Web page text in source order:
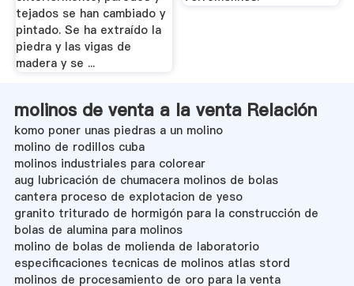
tejados se han cambiado y
pintado. Se ha extraído la
piedra y las vigas de
madera y se ...
molinos de venta a la venta Relación
komo poner unas piedras a un molino
molino de rodillos cuba
molinos industriales para colorear
aug lubricación de chumacera molinos de bolas
cantera proceso de explotacion de yeso
granito triturado de hormigón para la construcción de
bolas de alumina para molinos
molino de bolas de molienda de laboratorio
especificaciones tecnicas de molinos atlas stord
molinos de procesamiento de oro para la venta